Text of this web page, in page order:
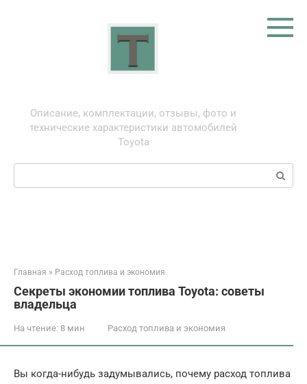
Описание, комплектации, отзывы, фото и
технические характеристики автомобилей
Toyota
Поиск:
Главная » Расход топлива и экономия
Секреты экономии топлива Toyota: советы
владельца
На чтение: 8 мин Расход топлива и экономия
Вы когда-нибудь задумывались, почему расход топлива